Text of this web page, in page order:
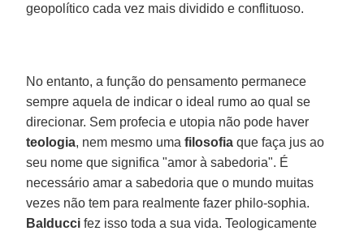
geopolítico cada vez mais dividido e conflituoso.
No entanto, a função do pensamento permanece
sempre aquela de indicar o ideal rumo ao qual se
direcionar. Sem profecia e utopia não pode haver
teologia, nem mesmo umafilosofia que faça jus ao
seu nome que significa "amor à sabedoria". É
necessário amar a sabedoria que o mundo muitas
vezes não tem para realmente fazer philo-sophia.
Balducci fez isso toda a sua vida. Teologicamente